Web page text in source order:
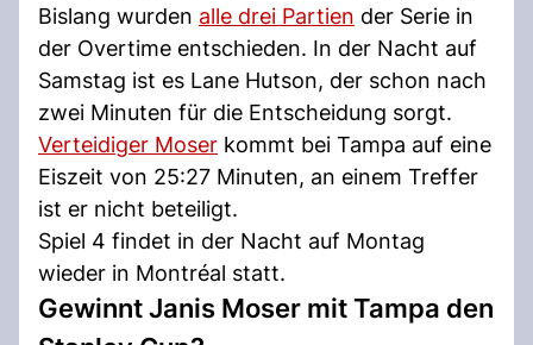
Bislang wurden alle drei Partien der Serie in
der Overtime entschieden. In der Nacht auf
Samstag ist es Lane Hutson, der schon nach
zwei Minuten für die Entscheidung sorgt.
Verteidiger Moser kommt bei Tampa auf eine
Eiszeit von 25:27 Minuten, an einem Treffer
ist er nicht beteiligt.
Spiel 4 findet in der Nacht auf Montag
wieder in Montréal statt.
Gewinnt Janis Moser mit Tampa den